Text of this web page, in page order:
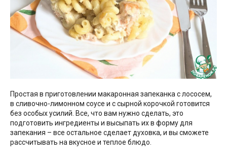
Простая в приготовлении макаронная запеканка с лососем,
в сливочно-лимонном соусе и с сырной корочкой готовится
без особых усилий. Все, что вам нужно сделать, это
подготовить ингредиенты и высыпать их в форму для
запекания – все остальное сделает духовка, и вы сможете
рассчитывать на вкусное и теплое блюдо.